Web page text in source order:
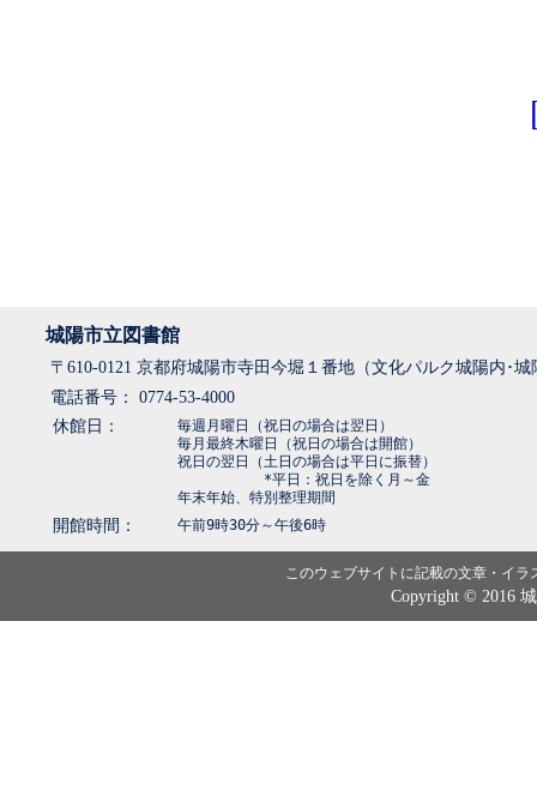
城陽市立図書館
〒610-0121 京都府城陽市寺田今堀１番地（文化パルク城陽内･
電話番号： 0774-53-4000
休館日：
毎週月曜日（祝日の場合は翌日）
毎月最終木曜日（祝日の場合は開館）
祝日の翌日（土日の場合は平日に振替）
*平日：祝日を除く月～金
年末年始、特別整理期間
開館時間： 午前9時30分～午後6時
このウェブサイトに記載の文章・イ
Copyright © 2016